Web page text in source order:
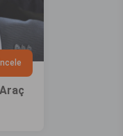
İncele